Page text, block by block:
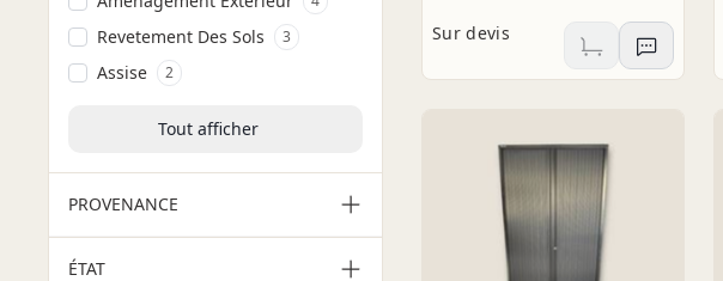
Revetement Des Sols 3
Assise 2
Tout afficher
PROVENANCE
ÉTAT
Sur devis